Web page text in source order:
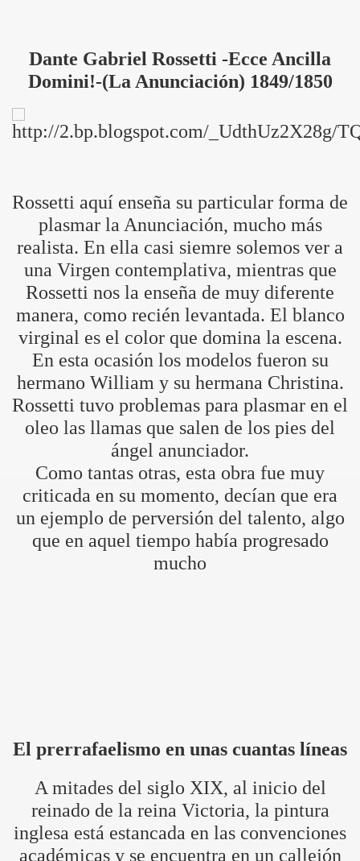
Dante Gabriel Rossetti -Ecce Ancilla
Domini!-(La Anunciación) 1849/1850
Rossetti aquí enseña su particular forma de
plasmar la Anunciación, mucho más
realista. En ella casi siemre solemos ver a
una Virgen contemplativa, mientras que
Rossetti nos la enseña de muy diferente
manera, como recién levantada. El blanco
virginal es el color que domina la escena.
En esta ocasión los modelos fueron su
hermano William y su hermana Christina.
Rossetti tuvo problemas para plasmar en el
oleo las llamas que salen de los pies del
ángel anunciador.
Como tantas otras, esta obra fue muy
criticada en su momento, decían que era
un ejemplo de perversión del talento, algo
que en aquel tiempo había progresado
mucho
El prerrafaelismo en unas cuantas líneas
A mitades del siglo XIX, al inicio del
reinado de la reina Victoria, la pintura
inglesa está estancada en las convenciones
académicas y se encuentra en un callejón